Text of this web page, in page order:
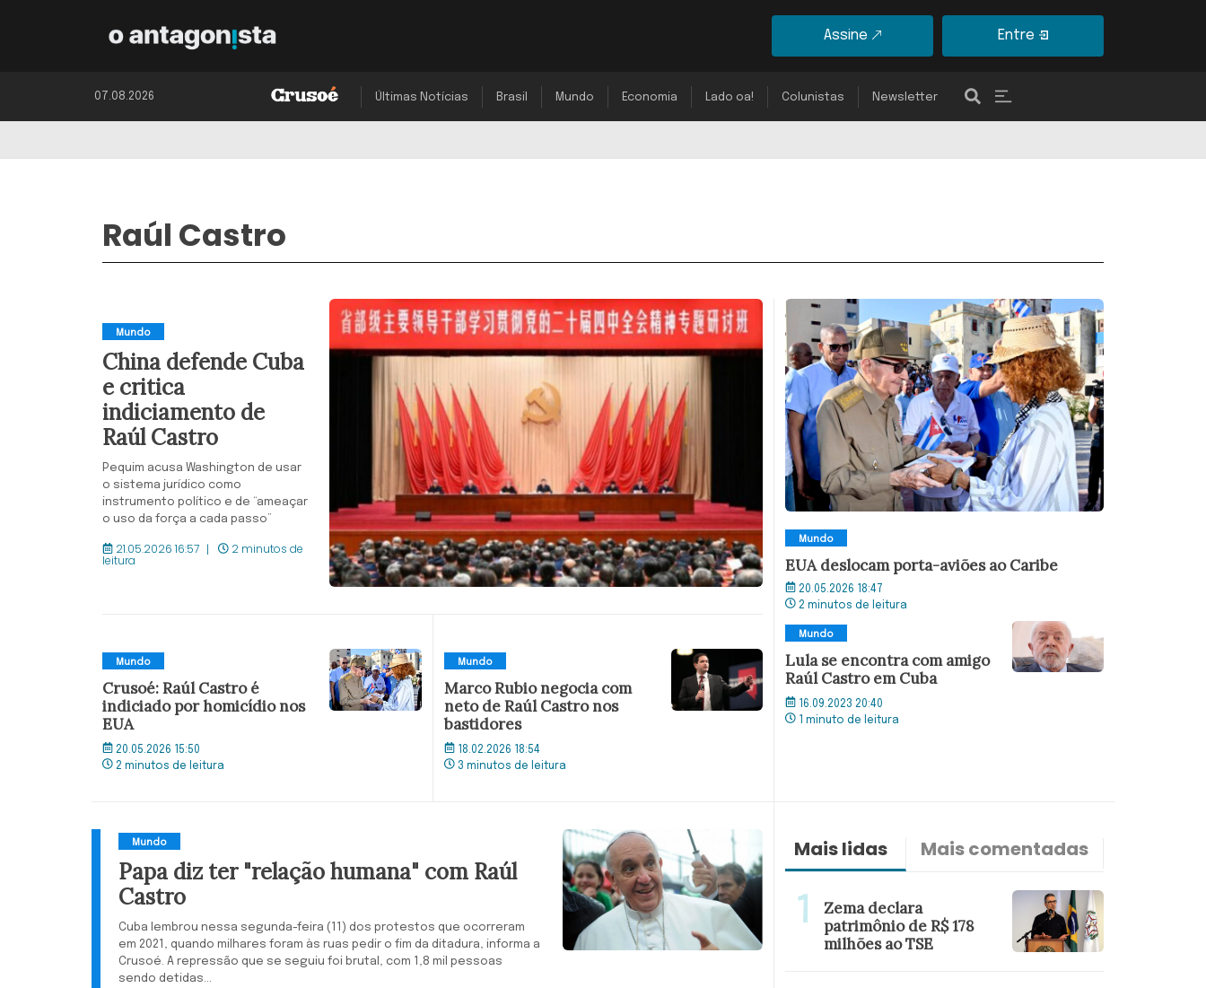
Assine Entre
07.08.2026 Últimas Notícias Brasil Mundo Economia Lado oa! Colunistas Newsletter
Raúl Castro
Mundo
China defende Cuba
e critica
indiciamento de
Raúl Castro
Pequim acusa Washington de usar
o sistema jurídico como
instrumento político e de “ameaçar
o uso da força a cada passo”
21.05.2026 16:57 2 minutos de
leitura
Mundo
Crusoé: Raúl Castro é
indiciado por homicídio nos
EUA
20.05.2026 15:50
2 minutos de leitura
Mundo
Marco Rubio negocia com
neto de Raúl Castro nos
bastidores
18.02.2026 18:54
3 minutos de leitura
Mundo
EUA deslocam porta-aviões ao Caribe
20.05.2026 18:47
2 minutos de leitura
Mundo
Lula se encontra com amigo
Raúl Castro em Cuba
16.09.2023 20:40
1 minuto de leitura
Mundo
Papa diz ter "relação humana" com Raúl
Castro
Cuba lembrou nessa segunda-feira (11) dos protestos que ocorreram
em 2021, quando milhares foram às ruas pedir o fim da ditadura, informa a
Crusoé. A repressão que se seguiu foi brutal, com 1,8 mil pessoas
sendo detidas...
Mais lidas Mais comentadas
Zema declara
patrimônio de R$ 178
milhões ao TSE